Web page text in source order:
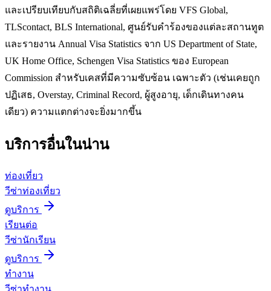
และเปรียบเทียบกับสถิติเฉลี่ยที่เผยแพร่โดย VFS Global,
TLScontact, BLS International, ศูนย์รับคำร้องของแต่ละสถานทูต
และรายงาน Annual Visa Statistics จาก US Department of State,
UK Home Office, Schengen Visa Statistics ของ European
Commission สำหรับเคสที่มีความซับซ้อน เฉพาะตัว (เช่นเคยถูก
ปฏิเสธ, Overstay, Criminal Record, ผู้สูงอายุ, เด็กเดินทางคน
เดียว) ความแตกต่างจะยิ่งมากขึ้น
บริการอื่นในน่าน
ท่องเที่ยว
วีซ่าท่องเที่ยว
ดูบริการ
เรียนต่อ
วีซ่านักเรียน
ดูบริการ
ทำงาน
วีซ่าทำงาน